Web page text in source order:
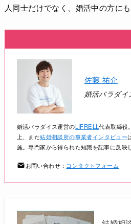
人同士だけでなく、婚活中の方に
佐藤 祐介
婚活パラダ
婚活パラダイス運営のLIFRELL代表取締役
上、また結婚相談所の事業者インタビュー
施。専門家から得られた知識を記事に反映
お問い合わせ： コンタクトフォーム